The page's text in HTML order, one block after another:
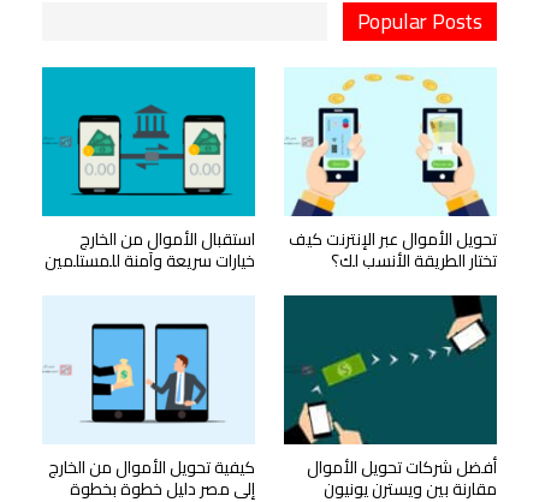
Popular Posts
تحويل الأموال عبر الإنترنت كيف
تختار الطريقة الأنسب لك؟
استقبال الأموال من الخارج
خيارات سريعة وآمنة للمستلمين
أفضل شركات تحويل الأموال
مقارنة بين ويسترن يونيون
كيفية تحويل الأموال من الخارج
إلى مصر دليل خطوة بخطوة